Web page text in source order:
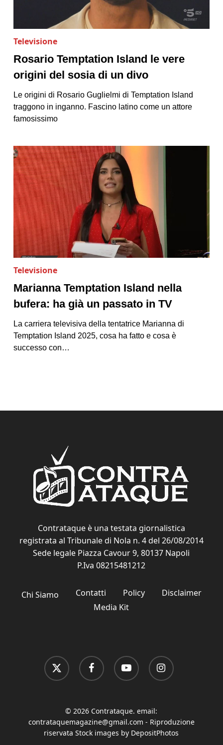
Televisione
Rosario Temptation Island le vere
origini del sosia di un divo
Le origini di Rosario Guglielmi di Temptation Island
traggono in inganno. Fascino latino come un attore
famosissimo
Televisione
Marianna Temptation Island nella
bufera: ha già un passato in TV
La carriera televisiva della tentatrice Marianna di
Temptation Island 2025, cosa ha fatto e cosa è
successo con…
Contrataque è una testata giornalistica
registrata al Tribunale di Nola n. 4 del 26/08/2014
Sede legale Piazza Cavour 9, 80137 Napoli
P.Iva 08215481212
Chi Siamo Contatti Policy
Disclaimer
Media Kit
x-
twitter
facebook youtube instagram
© 2026 Contrataque. email:
contrataquemagazine@gmail.com - Riproduzione
riservata Stock images by DepositPhotos